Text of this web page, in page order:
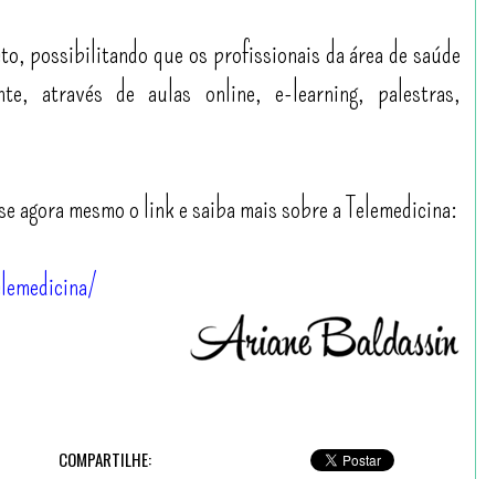
possibilitando que os profissionais da área de saúde
através de aulas online, e-learning, palestras,
agora mesmo o link e saiba mais sobre a Telemedicina:
COMPARTILHE: